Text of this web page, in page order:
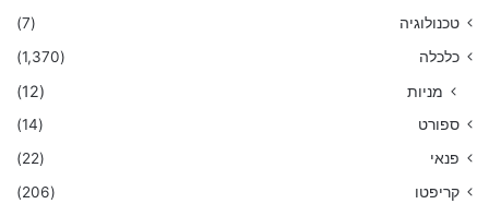
טכנולוגיה
(7)
כלכלה
(1,370)
מניות (12)
ספורט
(14)
פנאי
(22)
קריפטו
(206)